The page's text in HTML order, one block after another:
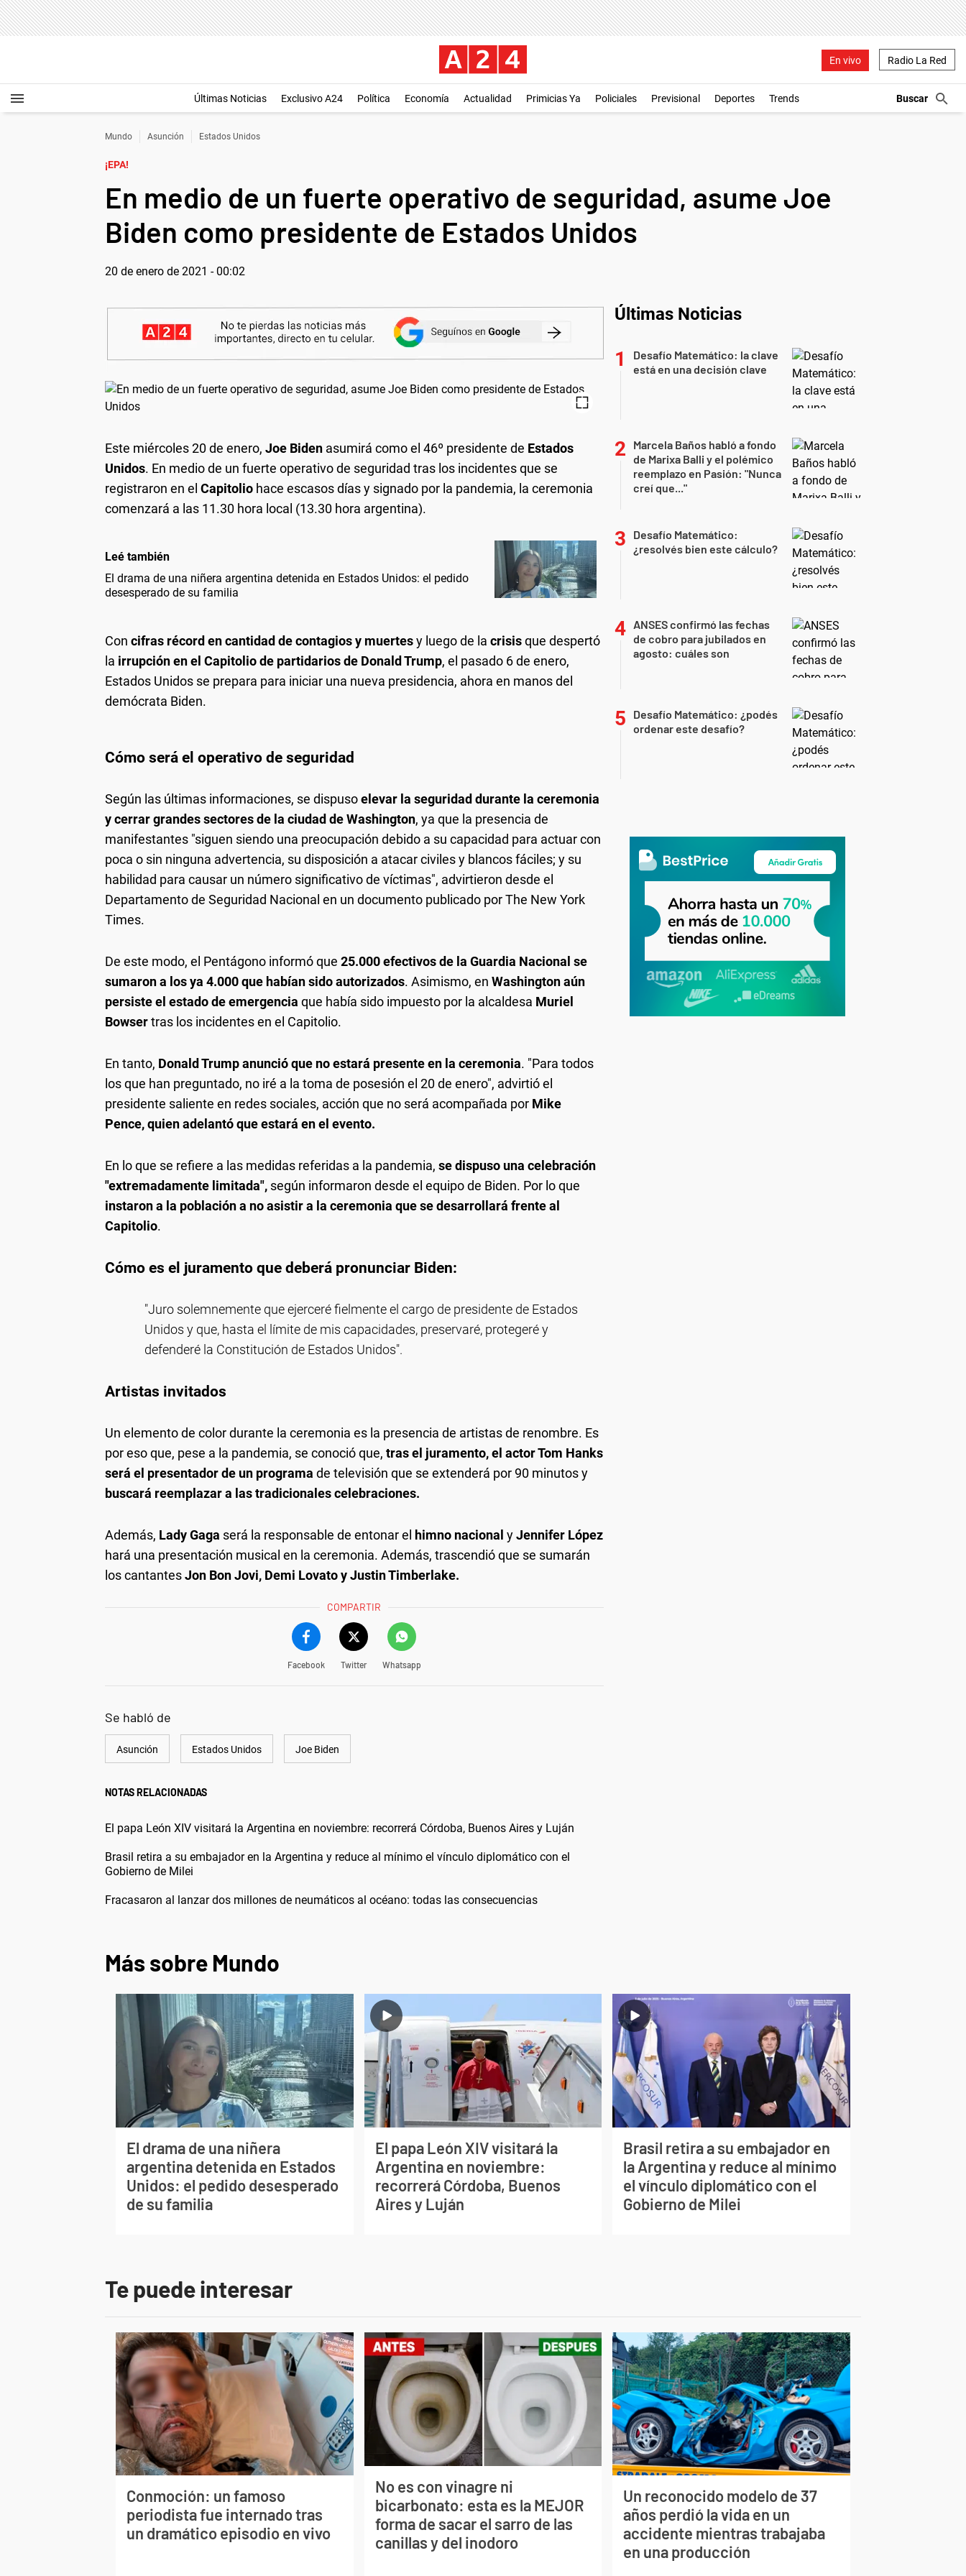
En vivo Radio La Red
Últimas Noticias Exclusivo A24 Política Economía Actualidad Primicias Ya Policiales Previsional Deportes Trends
Mundo Asunción Estados Unidos
¡EPA!
En medio de un fuerte operativo de seguridad, asume Joe
Biden como presidente de Estados Unidos
20 de enero de 2021 - 00:02
Este miércoles 20 de enero, Joe Biden asumirá como el 46º presidente de Estados
Unidos. En medio de un fuerte operativo de seguridad tras los incidentes que se
registraron en el Capitolio hace escasos días y signado por la pandemia, la ceremonia
comenzará a las 11.30 hora local (13.30 hora argentina).
Leé también
El drama de una niñera argentina detenida en Estados Unidos: el pedido
desesperado de su familia
Con cifras récord en cantidad de contagios y muertesy luego de la crisisque despertó
la irrupción en el Capitolio de partidarios de Donald Trump, el pasado 6 de enero,
Estados Unidos se prepara para iniciar una nueva presidencia, ahora en manos del
demócrata Biden.
Cómo será el operativo de seguridad
Según las últimas informaciones, se dispusoelevar la seguridad durante la ceremonia
y cerrar grandes sectores de la ciudad de Washington, ya que la presencia de
manifestantes "siguen siendo una preocupación debido a su capacidad para actuar con
poca o sin ninguna advertencia, su disposición a atacar civiles y blancos fáciles; y su
habilidad para causar un número significativo de víctimas", advirtieron desde el
Departamento de Seguridad Nacional en un documento publicado por The New York
Times.
De este modo, el Pentágono informó que 25.000 efectivos de la Guardia Nacional se
sumaron a los ya 4.000 que habían sido autorizados. Asimismo, en Washington aún
persiste el estado de emergencia que había sido impuesto por la alcaldesa Muriel
Bowsertras los incidentes en el Capitolio.
En tanto, Donald Trump anunció que no estará presente en la ceremonia. "Para todos
los que han preguntado, no iré a la toma de posesión el 20 de enero", advirtió el
presidente saliente en redes sociales, acción que no será acompañada por Mike
Pence, quien adelantó que estará en el evento.
En lo que se refiere a las medidas referidas a la pandemia, se dispuso una celebración
"extremadamente limitada", según informaron desde el equipo de Biden. Por lo que
instaron a la población a no asistir a la ceremonia que se desarrollará frente al
Capitolio.
Cómo es el juramento que deberá pronunciar Biden:
"Juro solemnemente que ejerceré fielmente el cargo de presidente de Estados
Unidos y que, hasta el límite de mis capacidades, preservaré, protegeré y
defenderé la Constitución de Estados Unidos".
Artistas invitados
Un elemento de color durante la ceremonia es la presencia de artistas de renombre. Es
por eso que, pese a la pandemia, se conoció que, tras el juramento, el actor Tom Hanks
será el presentador de un programa de televisión que se extenderá por 90 minutos y
buscará reemplazar a las tradicionales celebraciones.
Además, Lady Gaga será la responsable de entonar el himno nacional yJennifer López
hará una presentación musical en la ceremonia. Además, trascendió que se sumarán
los cantantesJon Bon Jovi, Demi Lovato y Justin Timberlake.
COMPARTIR
Facebook Twitter Whatsapp
Se habló de
Asunción Estados Unidos Joe Biden
NOTAS RELACIONADAS
El papa León XIV visitará la Argentina en noviembre: recorrerá Córdoba, Buenos Aires y Luján
Brasil retira a su embajador en la Argentina y reduce al mínimo el vínculo diplomático con el
Gobierno de Milei
Fracasaron al lanzar dos millones de neumáticos al océano: todas las consecuencias
Últimas Noticias
Desafío Matemático: la clave
está en una decisión clave
Marcela Baños habló a fondo
de Marixa Balli y el polémico
reemplazo en Pasión: "Nunca
creí que..."
Desafío Matemático:
¿resolvés bien este cálculo?
ANSES confirmó las fechas
de cobro para jubilados en
agosto: cuáles son
Desafío Matemático: ¿podés
ordenar este desafío?
Más sobre Mundo
El drama de una niñera
argentina detenida en Estados
Unidos: el pedido desesperado
de su familia
El papa León XIV visitará la
Argentina en noviembre:
recorrerá Córdoba, Buenos
Aires y Luján
Brasil retira a su embajador en
la Argentina y reduce al mínimo
el vínculo diplomático con el
Gobierno de Milei
Te puede interesar
Conmoción: un famoso
periodista fue internado tras
un dramático episodio en vivo
No es con vinagre ni
bicarbonato: esta es la MEJOR
forma de sacar el sarro de las
canillas y del inodoro
Un reconocido modelo de 37
años perdió la vida en un
accidente mientras trabajaba
en una producción